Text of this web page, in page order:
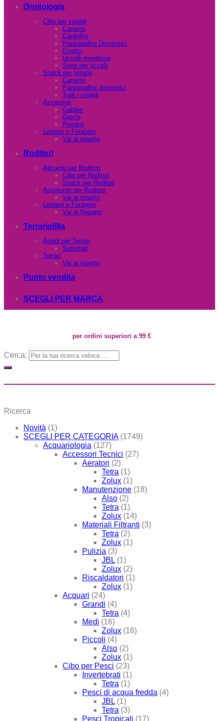
Ornitologia
Cibo per volatili
Canarini
Cardellini
Pappagallini Domestici
Esotici
Uccelli insettivori
Semi per uccelli
Snack per Volatili
Canarini
Pappagallini domestici
Tutti i volatili
Accessori
Gabbie
Giochi
Posatoi
Lettiere e Foraggio
Vai al reparto
Roditori
Alimenti per Roditori
Cibo per Roditori
Snack per Roditori
Accessori per Roditori
Vai al reparto
Lettiere e Foraggio
Vai al Reparto
Terrariofilia
Arredi per Terrari
Substrati
Terrari
Vai al reparto
Punto vendita
SCEGLI PER MARCA
per ordini superiori a 99 €
Cerca:
Ricerca
Novità (1)
SCEGLI PER CATEGORIA (1749)
Acquariologia (127)
Accessori Tecnici (27)
Aeratori (2)
Tetra (1)
Zolux (1)
Manutenzione (18)
Also (2)
Tetra (1)
Zolux (14)
Materiali Filtranti (3)
Tetra (2)
Zolux (1)
Pulizia (3)
JBL (1)
Zolux (2)
Riscaldatori (1)
Zolux (1)
Acquari (24)
Grandi (4)
Tetra (4)
Medi (16)
Zolux (16)
Piccoli (4)
Also (2)
Zolux (1)
Cibo per Pesci (23)
Invertebrati (1)
Tetra (1)
Pesci di acqua fredda (4)
JBL (1)
Tetra (3)
Pesci Tropicali (17)